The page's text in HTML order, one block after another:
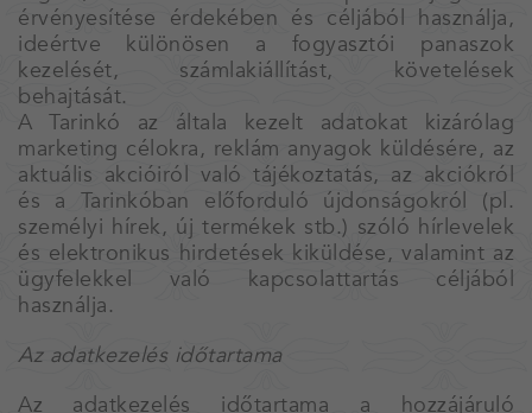
érvényesítése érdekében és céljából használja,
ideértve különösen a fogyasztói panaszok
kezelését, számlakiállítást, követelések
behajtását.
A Tarinkó az általa kezelt adatokat kizárólag
marketing célokra, reklám anyagok küldésére, az
aktuális akcióiról való tájékoztatás, az akciókról
és a Tarinkóban előforduló újdonságokról (pl.
személyi hírek, új termékek stb.) szóló hírlevelek
és elektronikus hirdetések kiküldése, valamint az
ügyfelekkel való kapcsolattartás céljából
használja.
Az adatkezelés időtartama
Az adatkezelés időtartama a hozzájáruló